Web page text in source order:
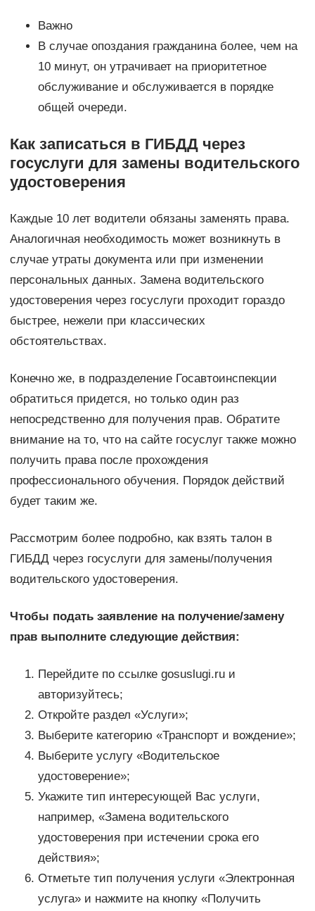
Важно
В случае опоздания гражданина более, чем на
10 минут, он утрачивает на приоритетное
обслуживание и обслуживается в порядке
общей очереди.
Как записаться в ГИБДД через
госуслуги для замены водительского
удостоверения
Каждые 10 лет водители обязаны заменять права.
Аналогичная необходимость может возникнуть в
случае утраты документа или при изменении
персональных данных. Замена водительского
удостоверения через госуслуги проходит гораздо
быстрее, нежели при классических
обстоятельствах.
Конечно же, в подразделение Госавтоинспекции
обратиться придется, но только один раз
непосредственно для получения прав. Обратите
внимание на то, что на сайте госуслуг также можно
получить права после прохождения
профессионального обучения. Порядок действий
будет таким же.
Рассмотрим более подробно, как взять талон в
ГИБДД через госуслуги для замены/получения
водительского удостоверения.
Чтобы подать заявление на получение/замену
прав выполните следующие действия:
Перейдите по ссылке gosuslugi.ru и
авторизуйтесь;
Откройте раздел «Услуги»;
Выберите категорию «Транспорт и вождение»;
Выберите услугу «Водительское
удостоверение»;
Укажите тип интересующей Вас услуги,
например, «Замена водительского
удостоверения при истечении срока его
действия»;
Отметьте тип получения услуги «Электронная
услуга» и нажмите на кнопку «Получить